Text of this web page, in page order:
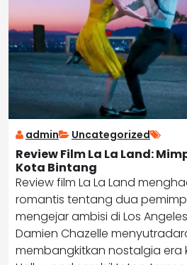
admin Uncategorized
Review Film La La Land:
Kota Bintang
Review film La La Land
romantis tentang dua
mengejar ambisi di Los
Damien Chazelle
membangkitkan nostalgia era